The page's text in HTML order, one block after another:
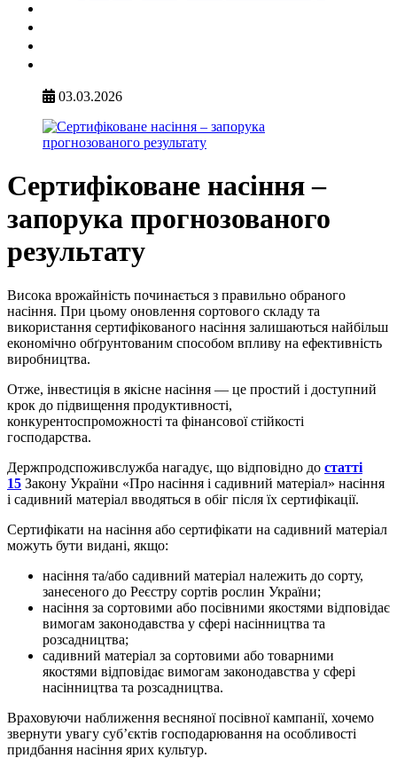
03.03.2026
Сертифіковане насіння –
запорука прогнозованого
результату
Висока врожайність починається з правильно обраного
насіння. При цьому оновлення сортового складу та
використання сертифікованого насіння залишаються найбільш
економічно обґрунтованим способом впливу на ефективність
виробництва.
Отже, інвестиція в якісне насіння — це простий і доступний
крок до підвищення продуктивності,
конкурентоспроможності та фінансової стійкості
господарства.
Держпродспоживслужба нагадує, що відповідно до статті
15 Закону України «Про насіння і садивний матеріал» насіння
і садивний матеріал вводяться в обіг після їх сертифікації.
Сертифікати на насіння або сертифікати на садивний матеріал
можуть бути видані, якщо:
насіння та/або садивний матеріал належить до сорту,
занесеного до Реєстру сортів рослин України;
насіння за сортовими або посівними якостями відповідає
вимогам законодавства у сфері насінництва та
розсадництва;
садивний матеріал за сортовими або товарними
якостями відповідає вимогам законодавства у сфері
насінництва та розсадництва.
Враховуючи наближення весняної посівної кампанії, хочемо
звернути увагу суб’єктів господарювання на особливості
придбання насіння ярих культур.